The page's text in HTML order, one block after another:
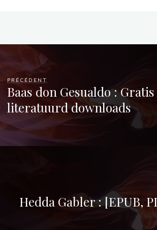
PRÉCÉDENT
Baas don Gesualdo : Gratis
literatuurd downloads
Hedda Gabler : [EPUB,